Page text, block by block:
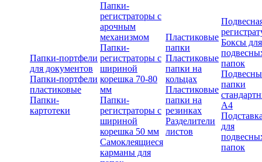
Папки-портфели
для документов
Папки-портфели
пластиковые
Папки-
картотеки
Папки-
регистраторы с
арочным
механизмом
Папки-
регистраторы с
шириной
корешка 70-80
мм
Папки-
регистраторы с
шириной
корешка 50 мм
Самоклеящиеся
карманы для
Пластиковые
папки
Пластиковые
папки на
кольцах
Пластиковые
папки на
резинках
Разделители
листов
Боксы для
папок
папки
А4
для
папок